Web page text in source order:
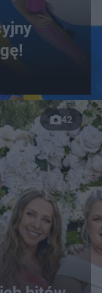
42